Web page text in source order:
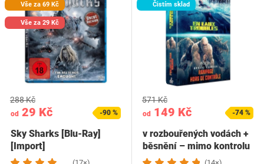
Vše za 69 Kč
Vše za 29 Kč
od 29 Kč
288 Kč
-90 %
Sky Sharks [Blu-Ray]
[Import]
Čistím sklad
od 149 Kč
571 Kč
-74 %
v rozbouřených vodách +
běsnění – mimo kontrolu